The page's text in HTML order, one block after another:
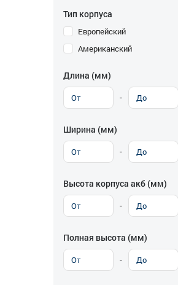
Тип корпуса
Европейский
Американский
Длина (мм)
-
Ширина (мм)
-
Высота корпуса акб (мм)
-
Полная высота (мм)
-